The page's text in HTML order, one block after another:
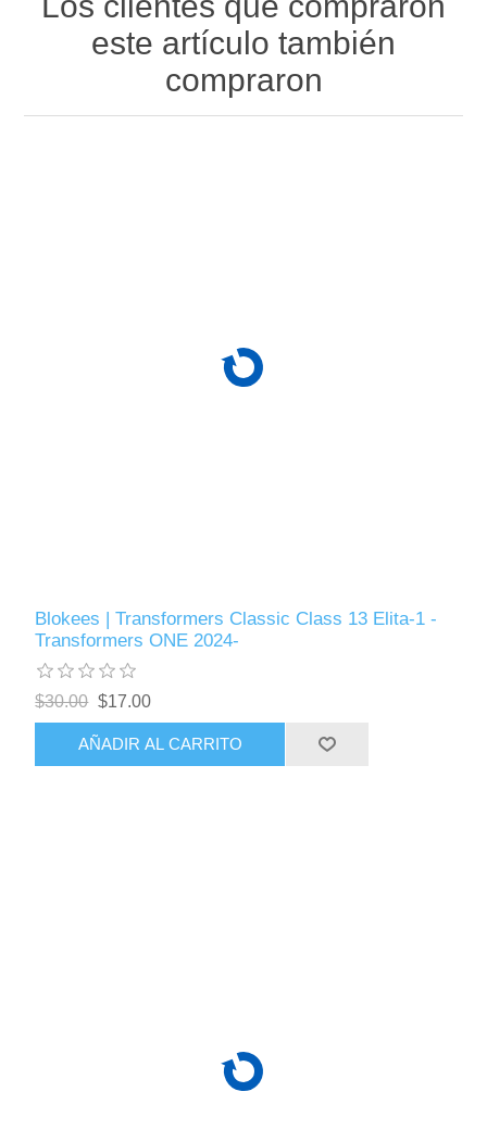
este artículo también
compraron
Blokees | Transformers Classic Class 13 Elita-1 -
Transformers ONE 2024-
$30.00 $17.00
AÑADIR AL CARRITO